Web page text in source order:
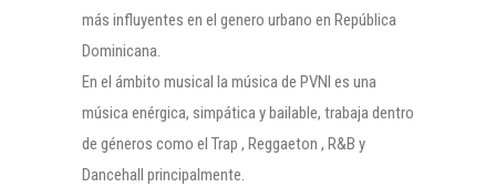
más influyentes en el genero urbano en República
Dominicana.
En el ámbito musical la música de PVNI es una
música enérgica, simpática y bailable, trabaja dentro
de géneros como el Trap , Reggaeton , R&B y
Dancehall principalmente.